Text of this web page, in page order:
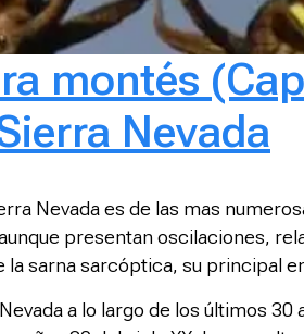
montés
Nevada
Nevada es de las mas
presentan oscilaciones,
la sarna sarcóptica, su principal
a lo largo de los últimos